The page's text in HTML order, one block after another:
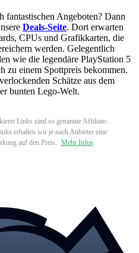
fantastischen Angeboten? Dann
Deals-Seite. Dort erwarten
CPUs und Grafikkarten, die
werden. Gelegentlich
wie die legendäre PlayStation 5
zu einem Spottpreis bekommen.
Schätze aus dem
bunten Lego-Welt.
Links sind so genannte Affiliate-
erhalten wir je nach Anbieter eine
auf den Preis. Mehr Infos.